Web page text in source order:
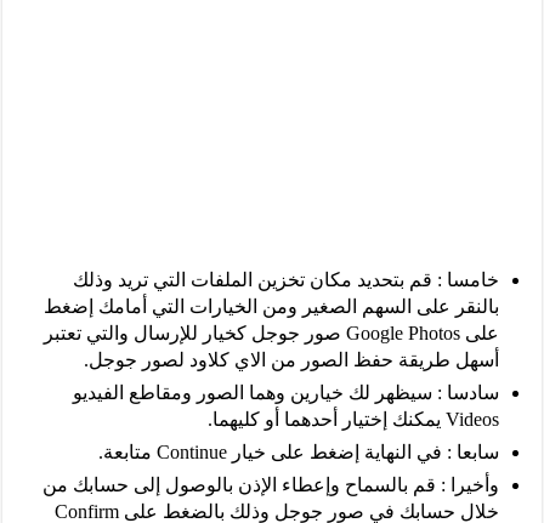
خامسا : قم بتحديد مكان تخزين الملفات التي تريد وذلك
بالنقر على السهم الصغير ومن الخيارات التي أمامك إضغط
على Google Photos صور جوجل كخيار للإرسال والتي تعتبر
أسهل طريقة حفظ الصور من الاي كلاود لصور جوجل.
سادسا : سيظهر لك خيارين وهما الصور ومقاطع الفيديو
Videos يمكنك إختيار أحدهما أو كليهما.
سابعا : في النهاية إضغط على خيار Continue متابعة.
وأخيرا : قم بالسماح وإعطاء الإذن بالوصول إلى حسابك من
خلال حسابك في صور جوجل وذلك بالضغط على Confirm